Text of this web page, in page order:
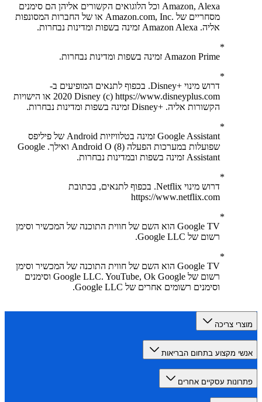
Amazon, Alexa וכל הלוגואים הקשורים אליהן הם סימנים
מסחריים של .‏‎Amazon.com, Inc או של החברות המסונפות
אליה. Amazon Alexa זמינה בשפות ומדינות נבחרות.
Amazon Prime זמינה בשפות ומדינות נבחרות.
דרוש מינוי +Disney. בכפוף לתנאים המופיעים ב-
https://www.disneyplus.com‏ (c) 2020 Disney או הישויות
הקשורות אליה. +Disney זמינה בשפות ומדינות נבחרות.
Google Assistant זמינה בטלוויזיות Android של פיליפס
שפועלות במערכות הפעלה Android O (8) ואילך. Google
Assistant זמינה בשפות ובמדינות נבחרות.
דרוש מינוי Netflix. בכפוף לתנאים, בכתובת
https://www.netflix.com
Google TV הוא השם של חווית התוכנה של המכשיר וסימן
רשום של Google LLC.
Google TV הוא השם של חווית התוכנה של המכשיר וסימן
רשום של Google LLC. YouTube, Ok Google וסימנים
וסימנים רשומים אחרים של Google LLC.
צריכה
מקצוע בתחום הבריאות
עסקיים אחרים